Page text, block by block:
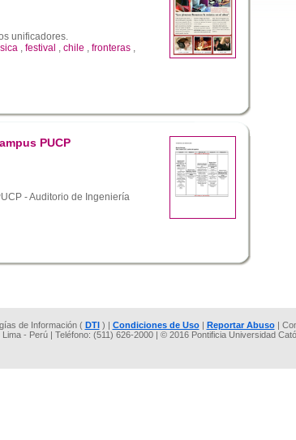
unificadores.
, festival , chile , fronteras ,
PUCP
- Auditorio de Ingeniería
de Información ( DTI) | Condiciones de Uso| Reportar Abuso|
- Perú | Teléfono: (511) 626-2000 | © 2016 Pontificia Universidad